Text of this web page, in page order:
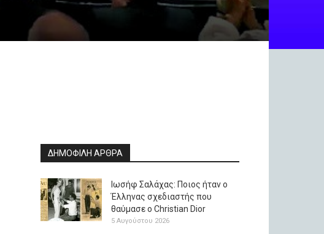
ΔΗΜΟΦΙΛΗ ΑΡΘΡΑ
Ιωσήφ Σαλάχας: Ποιος ήταν ο
Έλληνας σχεδιαστής που
θαύμασε ο Christian Dior
5 Αυγούστου 2026